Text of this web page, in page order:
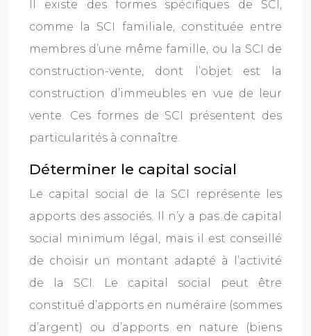
Il existe des formes spécifiques de SCI,
comme la SCI familiale, constituée entre
membres d’une même famille, ou la SCI de
construction-vente, dont l’objet est la
construction d’immeubles en vue de leur
vente. Ces formes de SCI présentent des
particularités à connaître.
Déterminer le capital social
Le capital social de la SCI représente les
apports des associés. Il n’y a pas de capital
social minimum légal, mais il est conseillé
de choisir un montant adapté à l’activité
de la SCI. Le capital social peut être
constitué d’apports en numéraire (sommes
d’argent) ou d’apports en nature (biens